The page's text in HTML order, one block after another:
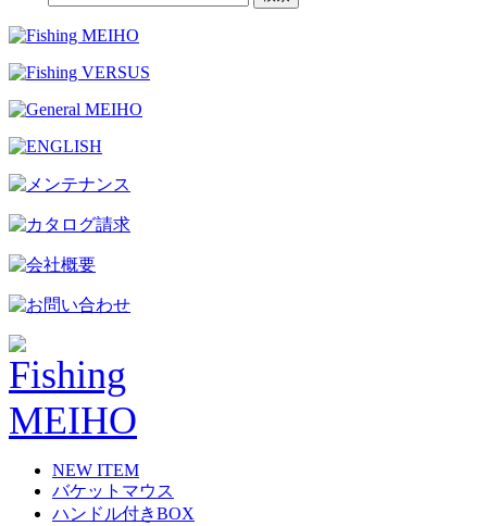
NEW ITEM
バケットマウス
ハンドル付きBOX